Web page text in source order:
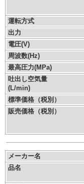
運転方式
出力
電圧(V)
周波数(Hz)
最高圧力(MPa)
吐出し空気量
(L/min)
標準価格（税別）
販売価格（税別）
メーカー名
品名